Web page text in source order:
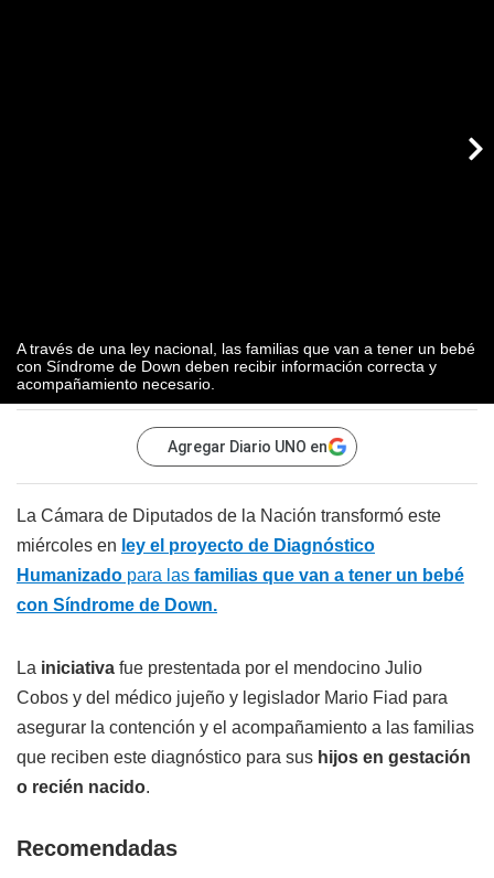
A través de una ley nacional, las familias que van a tener un bebé
con Síndrome de Down deben recibir información correcta y
acompañamiento necesario.
Agregar Diario UNO en
La Cámara de Diputados de la Nación transformó este
miércoles en ley el proyecto de Diagnóstico
Humanizado para las familias que van a tener un bebé
con Síndrome de Down.
La iniciativa fue prestentada por el mendocino Julio
Cobos y del médico jujeño y legislador Mario Fiad para
asegurar la contención y el acompañamiento a las familias
que reciben este diagnóstico para sus hijos en gestación
o recién nacido.
Recomendadas